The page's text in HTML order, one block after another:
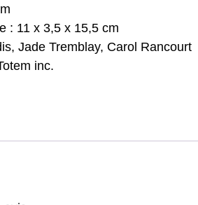
: 11 x 3,5 x 15,5 cm
Jade Tremblay, Carol Rancourt
inc.